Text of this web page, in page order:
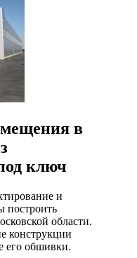
в
ключ
и
построить
области.
конструкции
его обшивки.